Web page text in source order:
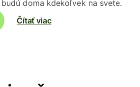
budú doma kdekoľvek na svete.
Čítať viac